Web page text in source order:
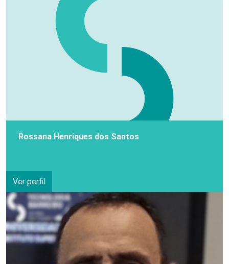
Rossana Henriques dos Santos
Ver perfil